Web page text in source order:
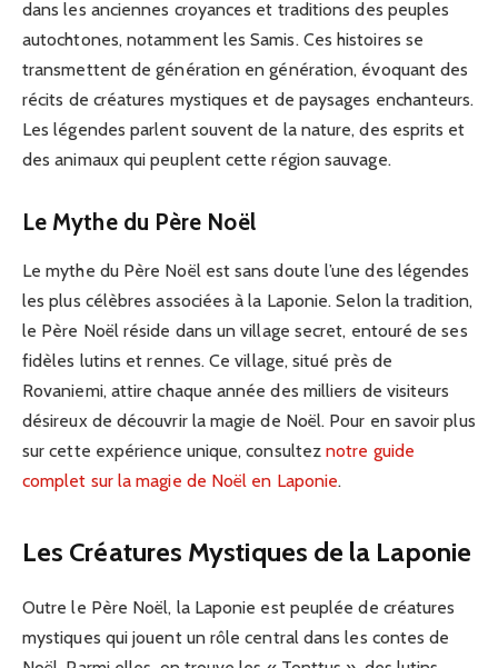
dans les anciennes croyances et traditions des peuples
autochtones, notamment les Samis. Ces histoires se
transmettent de génération en génération, évoquant des
récits de créatures mystiques et de paysages enchanteurs.
Les légendes parlent souvent de la nature, des esprits et
des animaux qui peuplent cette région sauvage.
Le Mythe du Père Noël
Le mythe du Père Noël est sans doute l’une des légendes
les plus célèbres associées à la Laponie. Selon la tradition,
le Père Noël réside dans un village secret, entouré de ses
fidèles lutins et rennes. Ce village, situé près de
Rovaniemi, attire chaque année des milliers de visiteurs
désireux de découvrir la magie de Noël. Pour en savoir plus
sur cette expérience unique, consulteznotre guide
complet sur la magie de Noël en Laponie.
Les Créatures Mystiques de la Laponie
Outre le Père Noël, la Laponie est peuplée de créatures
mystiques qui jouent un rôle central dans les contes de